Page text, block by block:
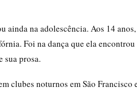
ainda na adolescência. Aos 14
Foi na dança que ela
sua prosa.
clubes noturnos em São Francisco